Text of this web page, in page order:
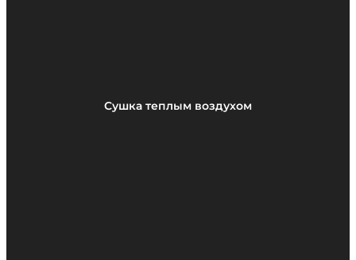
Сушка теплым воздухом